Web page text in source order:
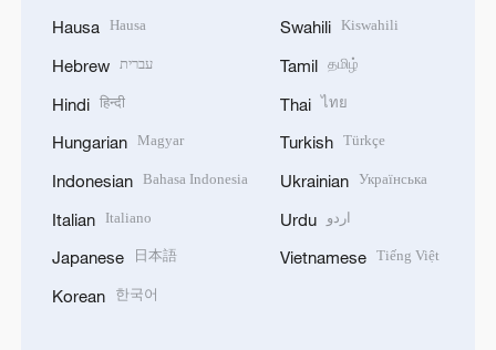
Hausa Hausa
Hebrew עברית
Hindi हिन्दी
Hungarian Magyar
Indonesian Bahasa Indonesia
Italian Italiano
Japanese 日本語
Korean 한국어
Swahili Kiswahili
Tamil தமிழ்
Thai ไทย
Turkish Türkçe
Ukrainian Українська
Urdu اردو
Vietnamese Tiếng Việt